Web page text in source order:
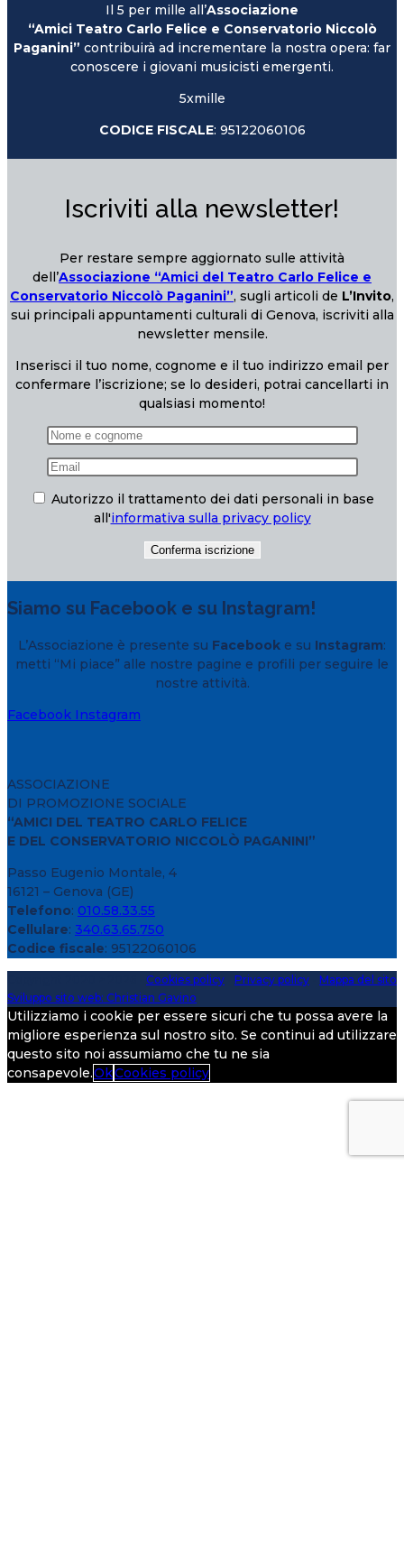
Il 5 per mille all’Associazione
“Amici Teatro Carlo Felice e Conservatorio Niccolò
Paganini” contribuirà ad incrementare la nostra opera: far
conoscere i giovani musicisti emergenti.
5xmille
CODICE FISCALE: 95122060106
Iscriviti alla newsletter!
Per restare sempre aggiornato sulle attività
dell’Associazione “Amici del Teatro Carlo Felice e
Conservatorio Niccolò Paganini”, sugli articoli de L’Invito,
sui principali appuntamenti culturali di Genova, iscriviti alla
newsletter mensile.
Inserisci il tuo nome, cognome e il tuo indirizzo email per
confermare l’iscrizione; se lo desideri, potrai cancellarti in
qualsiasi momento!
Autorizzo il trattamento dei dati personali in base
all'informativa sulla privacy policy
Siamo su Facebook e su Instagram!
L’Associazione è presente su Facebook e su Instagram:
metti “Mi piace” alle nostre pagine e profili per seguire le
nostre attività.
Facebook Instagram
ASSOCIAZIONE
DI PROMOZIONE SOCIALE
“AMICI DEL TEATRO CARLO FELICE
E DEL CONSERVATORIO NICCOLÒ PAGANINI”
Passo Eugenio Montale, 4
16121 – Genova (GE)
Telefono: 010.58.33.55
Cellulare: 340.63.65.750
Codice fiscale: 95122060106
Cookies policy Privacy policy
Mappa del sito
Sviluppo sito web: Christian Gavino
Utilizziamo i cookie per essere sicuri che tu possa avere la
migliore esperienza sul nostro sito. Se continui ad utilizzare
questo sito noi assumiamo che tu ne sia
consapevole.OkCookies policy